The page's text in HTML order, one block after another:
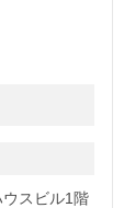
スビル1階